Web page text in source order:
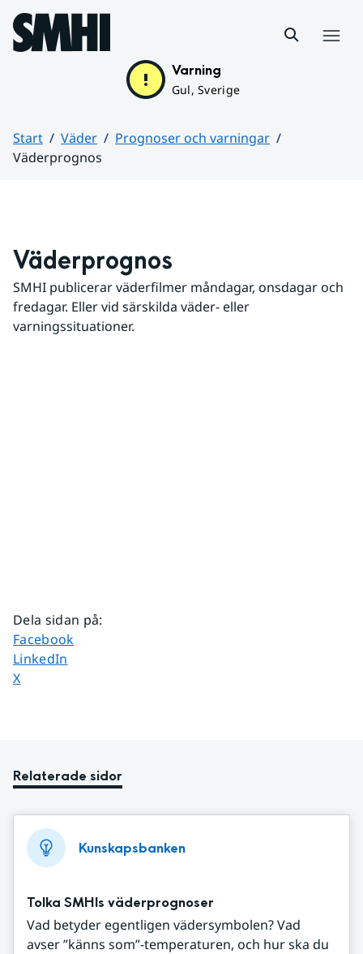
Hoppa till sidans innehåll
Varning
Gul, Sverige
Start Väder
Prognoser och varningar
Väderprognos
Väderprognos
SMHI publicerar väderfilmer måndagar, onsdagar och
fredagar. Eller vid särskilda väder- eller
varningssituationer.
Dela sidan på:
Dela sidan på
Facebook
Dela sidan på
LinkedIn
Dela sidan på
X
Relaterade sidor
Kunskapsbanken
Tolka SMHIs väderprognoser
Vad betyder egentligen vädersymbolen? Vad
avser ”känns som”-temperaturen, och hur ska du